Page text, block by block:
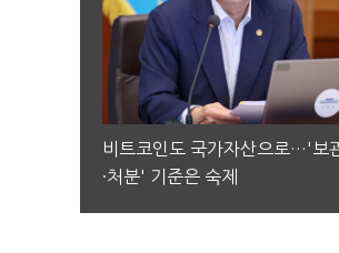
비트코인도 국가자산으로…'보
·처분' 기준은 숙제